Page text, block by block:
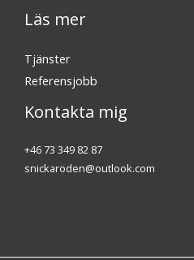
Läs mer
Tjänster
Referensjobb
Kontakta mig
+46 73 349 82 87
snickaroden@outlook.com